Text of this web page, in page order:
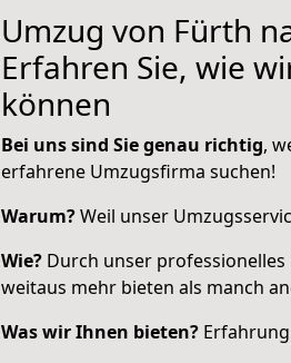
Umzug von Fürth
Erfahren Sie, wie
können
Bei uns sind Sie genau richtig,
erfahrene Umzugsfirma suchen!
Warum?Weil unser
Wie? Durch unser
weitaus mehr bieten als manch
Was wir Ihnen bieten?